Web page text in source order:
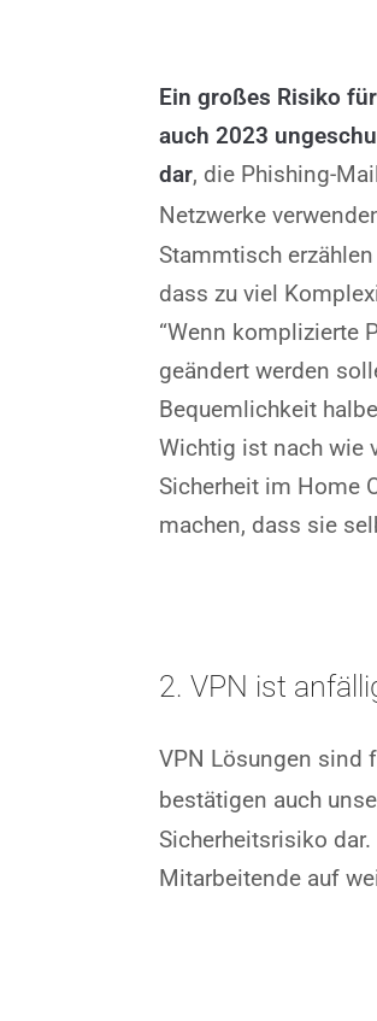
Ein großes Risiko
auch 2023
dar, die Phishing-
Netzwerke
Stammtisch
dass zu viel
“Wenn komplizierte
geändert werden
Bequemlichkeit
Wichtig ist nach wie
Sicherheit im Home
machen, dass sie
2. VPN ist
VPN Lösungen sind
bestätigen auch
Sicherheitsrisiko dar.
Mitarbeitende auf